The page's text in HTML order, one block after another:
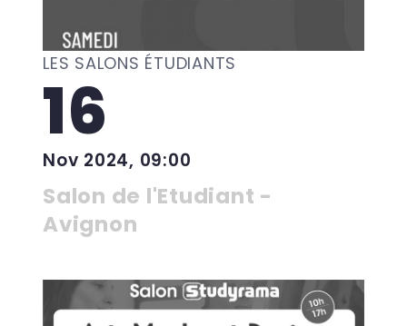
LES SALONS ÉTUDIANTS
16
Nov 2024, 09:00
Salon de l'Etudiant -
Avignon